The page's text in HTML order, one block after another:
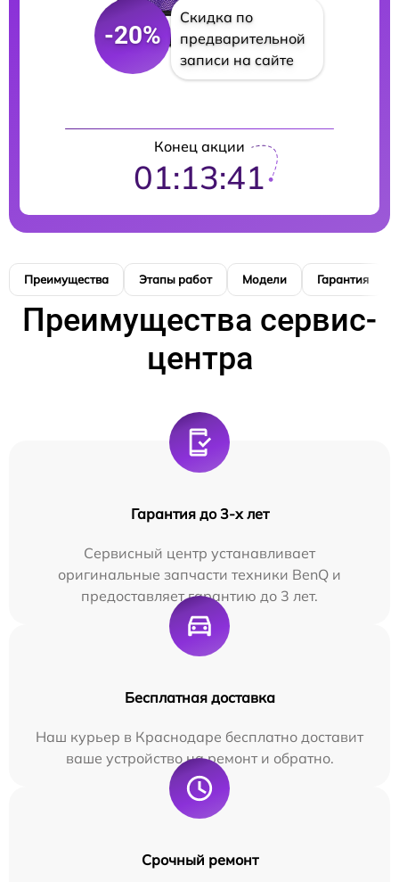
-20%
Скидка по
предварительной
записи на сайте
Конец акции
01:13:40
Преимущества Этапы работ Модели Гарантия
Преимущества сервис-
центра
Гарантия до 3-х лет
Сервисный центр устанавливает
оригинальные запчасти техники BenQ и
предоставляет гарантию до 3 лет.
Бесплатная доставка
Наш курьер в Краснодаре бесплатно доставит
ваше устройство на ремонт и обратно.
Срочный ремонт